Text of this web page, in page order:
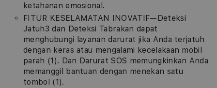
ketahanan emosional.
FITUR KESELAMATAN INOVATIF—Deteksi
Jatuh3 dan Deteksi Tabrakan dapat
menghubungi layanan darurat jika Anda terjatuh
dengan keras atau mengalami kecelakaan mobil
parah (1). Dan Darurat SOS memungkinkan Anda
memanggil bantuan dengan menekan satu
tombol (1).